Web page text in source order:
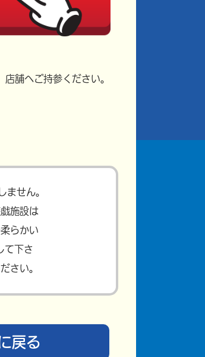
舗へご持参ください。
せん。
施設は
らかい
て下さ
さい。
戻る